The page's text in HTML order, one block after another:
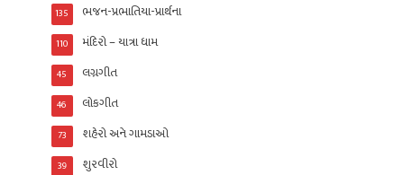
ભજન-પ્રભાતિયા-પ્રાર્થના
135
મંદિરો – યાત્રા ધામ
110
લગ્નગીત
45
લોકગીત
46
શહેરો અને ગામડાઓ
73
શુરવીરો
39